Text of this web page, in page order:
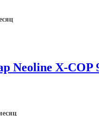
Neoline X-COP